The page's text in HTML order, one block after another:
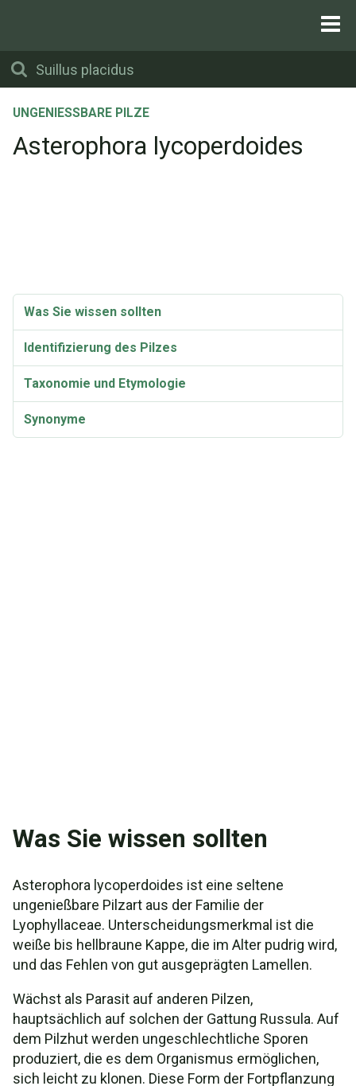
UNGENIESSBARE PILZE
Asterophora lycoperdoides
Was Sie wissen sollten
Identifizierung des Pilzes
Taxonomie und Etymologie
Synonyme
Was Sie wissen sollten
Asterophora lycoperdoides ist eine seltene
ungenießbare Pilzart aus der Familie der
Lyophyllaceae. Unterscheidungsmerkmal ist die
weiße bis hellbraune Kappe, die im Alter pudrig wird,
und das Fehlen von gut ausgeprägten Lamellen.
Wächst als Parasit auf anderen Pilzen,
hauptsächlich auf solchen der Gattung Russula. Auf
dem Pilzhut werden ungeschlechtliche Sporen
produziert, die es dem Organismus ermöglichen,
sich leicht zu klonen. Diese Form der Fortpflanzung